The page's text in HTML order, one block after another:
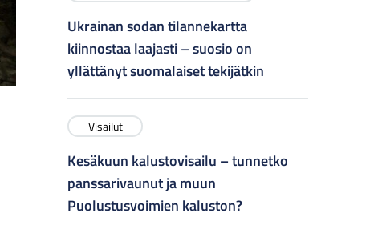
Ukrainan sodan tilannekartta
kiinnostaa laajasti – suosio on
yllättänyt suomalaiset tekijätkin
Visailut
Kesäkuun kalustovisailu – tunnetko
panssarivaunut ja muun
Puolustusvoimien kaluston?